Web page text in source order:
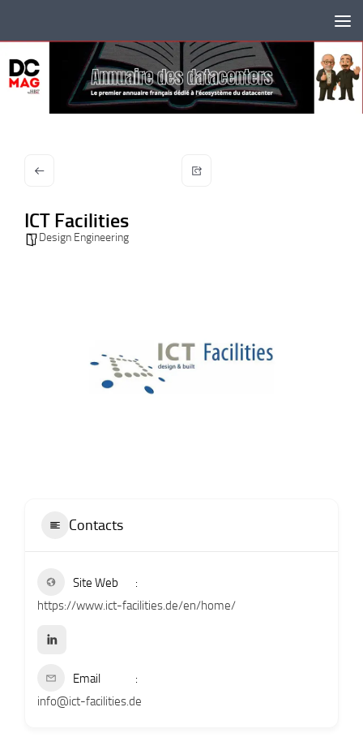
ICT Facilities
Design Engineering
Contacts
Site Web
https://www.ict-facilities.de/en/home/
Email
info@ict-facilities.de